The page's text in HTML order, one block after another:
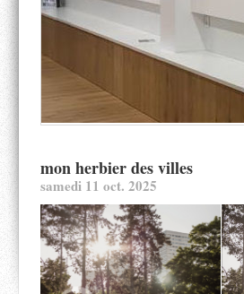
mon herbier des villes
samedi 11 oct. 2025